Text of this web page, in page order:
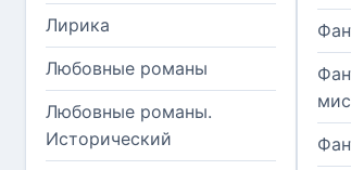
Лирика
Любовные романы
Любовные романы.
Исторический